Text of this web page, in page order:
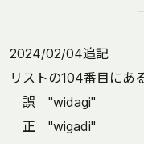
2024/02/04追記
リストの104番目にあ
誤 "widagi"
正 "wigadi"